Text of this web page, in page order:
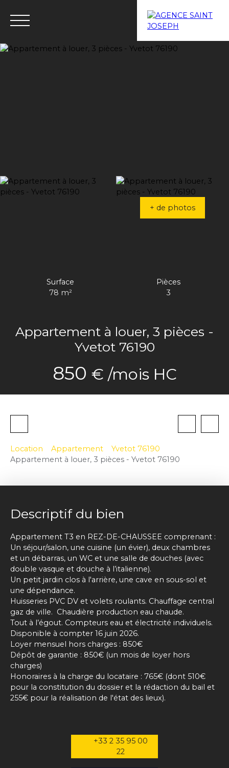
+ de photos
Surface
78 m²
Pièces
3
Appartement à louer, 3 pièces -
Yvetot 76190
850 € /mois HC
Location Appartement
Yvetot 76190
Appartement à louer, 3 pièces - Yvetot 76190
Descriptif du bien
Appartement T3 en REZ-DE-CHAUSSEE comprenant :
Un séjour/salon, une cuisine (un évier), deux chambres
et un débarras, un WC et une salle de douches (avec
double vasque et douche à l’italienne).
Un petit jardin clos à l'arrière, une cave en sous-sol et
une dépendance.
Huisseries PVC DV et volets roulants. Chauffage central
gaz de ville. Chaudière production eau chaude.
Tout à l’égout. Compteurs eau et électricité individuels.
Disponible à compter 16 juin 2026.
Loyer mensuel hors charges : 850€
Dépôt de garantie : 850€ (un mois de loyer hors
charges)
Honoraires à la charge du locataire : 765€ (dont 510€
pour la constitution du dossier et la rédaction du bail et
255€ pour la réalisation de l'état des lieux).
+33 2 35 95 00
22